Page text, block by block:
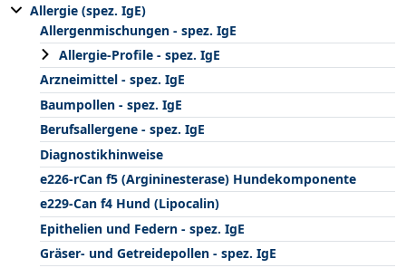
Allergie (spez. IgE)
Allergenmischungen - spez. IgE
Allergie-Profile - spez. IgE
Arzneimittel - spez. IgE
Baumpollen - spez. IgE
Berufsallergene - spez. IgE
Diagnostikhinweise
e226-rCan f5 (Argininesterase) Hundekomponente
e229-Can f4 Hund (Lipocalin)
Epithelien und Federn - spez. IgE
Gräser- und Getreidepollen - spez. IgE